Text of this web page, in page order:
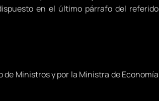
en el último párrafo del referido
Ministros y por la Ministra de Economía